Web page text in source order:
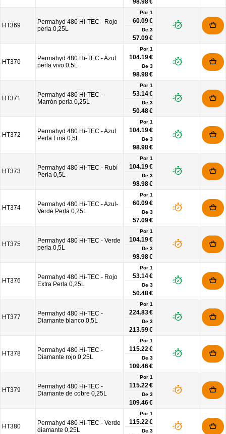
98.98 €
HT369
Permahyd 480 Hi-TEC - Rojo
perla 0,25L
Por 1
60.09 €
De 3
57.09 €
HT370
Permahyd 480 Hi-TEC - Azul
perla vivo 0,5L
Por 1
104.19 €
De 3
98.98 €
HT371
Permahyd 480 Hi-TEC -
Marrón perla 0,25L
Por 1
53.14 €
De 3
50.48 €
HT372
Permahyd 480 Hi-TEC - Azul
Perla Fina 0,5L
Por 1
104.19 €
De 3
98.98 €
HT373
Permahyd 480 Hi-TEC - Rubí
Perla 0,5L
Por 1
104.19 €
De 3
98.98 €
HT374
Permahyd 480 Hi-TEC - Azul-
Verde Perla 0,25L
Por 1
60.09 €
De 3
57.09 €
HT375
Permahyd 480 Hi-TEC - Verde
perla 0,5L
Por 1
104.19 €
De 3
98.98 €
HT376
Permahyd 480 Hi-TEC - Rojo
Extra Perla 0,25L
Por 1
53.14 €
De 3
50.48 €
HT377
Permahyd 480 Hi-TEC -
Diamante blanco 0,5L
Por 1
224.83 €
De 3
213.59 €
HT378
Permahyd 480 Hi-TEC -
Diamante rojo 0,25L
Por 1
115.22 €
De 3
109.46 €
HT379
Permahyd 480 Hi-TEC -
Diamante de cobre 0,25L
Por 1
115.22 €
De 3
109.46 €
HT380
Permahyd 480 Hi-TEC - Verde
diamante 0,25L
Por 1
115.22 €
De 3